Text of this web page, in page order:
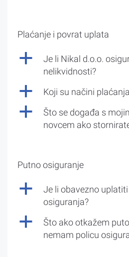
Plaćanje i povrat uplata
a
Je li Nikal d.o.o.
nelikvidnosti?
a Koji su načini
a
Što se događa s
novcem ako
Putno osiguranje
a
Je li obavezno
osiguranja?
a
Što ako otkažem
nemam policu